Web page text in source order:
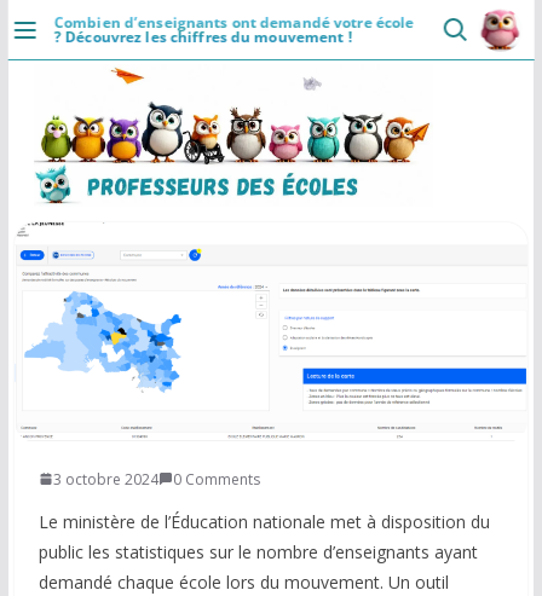
PasserCombien d’enseignants ont demandé votre école
? Découvrez les chiffres du mouvement !
DÉCOUVRIR
Accueil
Se connecter
Actualités
VIE PROFESSIONNELLE
Ressources
Agenda
Lectures de livres
Mouvement
COMMUNAUTÉ
3 octobre 2024 0 Comments
Le ministère de l’Éducation nationale met à disposition du
public les statistiques sur le nombre d’enseignants ayant
demandé chaque école lors du mouvement. Un outil
Installer